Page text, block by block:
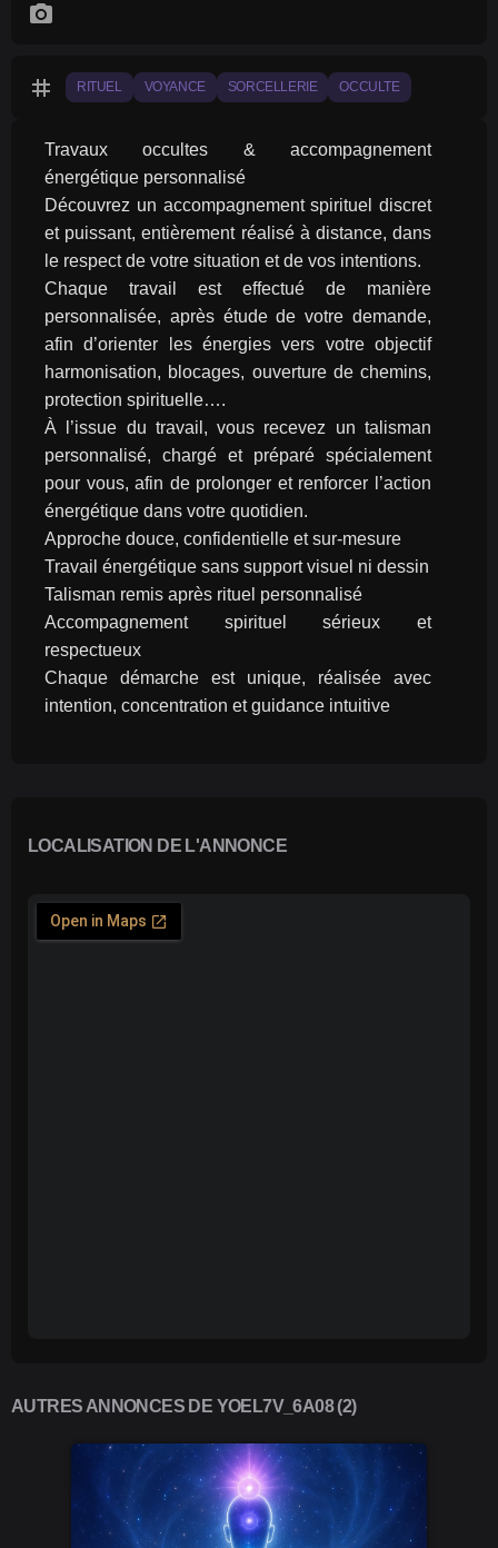
photo_camera
tag RITUEL VOYANCE SORCELLERIE OCCULTE
Travaux occultes & accompagnement
énergétique personnalisé
Découvrez un accompagnement spirituel discret
et puissant, entièrement réalisé à distance, dans
le respect de votre situation et de vos intentions.
Chaque travail est effectué de manière
personnalisée, après étude de votre demande,
afin d’orienter les énergies vers votre objectif
harmonisation, blocages, ouverture de chemins,
protection spirituelle….
À l’issue du travail, vous recevez un talisman
personnalisé, chargé et préparé spécialement
pour vous, afin de prolonger et renforcer l’action
énergétique dans votre quotidien.
Approche douce, confidentielle et sur-mesure
Travail énergétique sans support visuel ni dessin
Talisman remis après rituel personnalisé
Accompagnement spirituel sérieux et
respectueux
Chaque démarche est unique, réalisée avec
intention, concentration et guidance intuitive
LOCALISATION DE L'ANNONCE
AUTRES ANNONCES DE YOEL7V_6A08 (2)